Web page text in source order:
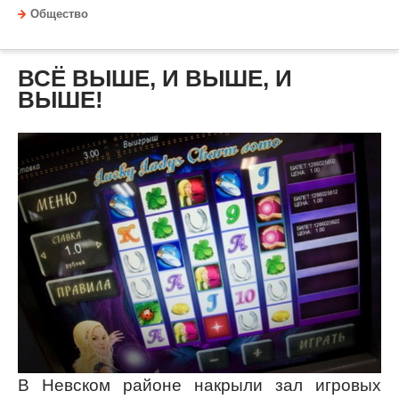
Общество
ВСЁ ВЫШЕ, И ВЫШЕ, И
ВЫШЕ!
В Невском районе накрыли зал игровых